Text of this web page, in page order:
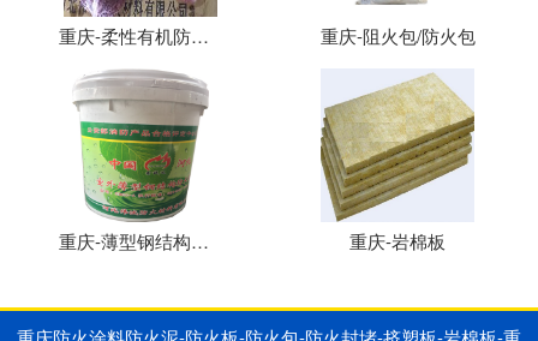
重庆-柔性有机防火堵料、防火泥 重庆-阻火包/防火包
重庆-薄型钢结构防火涂料 重庆-岩棉板